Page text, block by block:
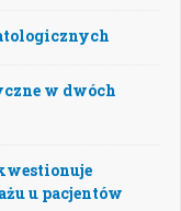
w dwóch
u pacjentów